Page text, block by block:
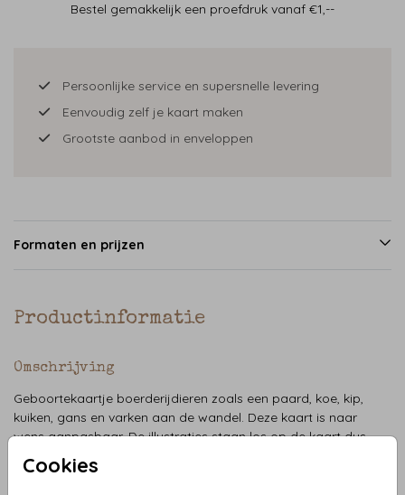
Cookies
Bestel gemakkelijk een proefdruk vanaf €1,--
Persoonlijke service en supersnelle levering
Eenvoudig zelf je kaart maken
Grootste aanbod in enveloppen
Formaten en prijzen
Productinformatie
Omschrijving
Geboortekaartje boerderijdieren zoals een paard, koe, kip,
kuiken, gans en varken aan de wandel. Deze kaart is naar
wens aanpasbaar. De illustraties staan los op de kaart dus
je kunt deze schuiven, verwijderen of vergroten.